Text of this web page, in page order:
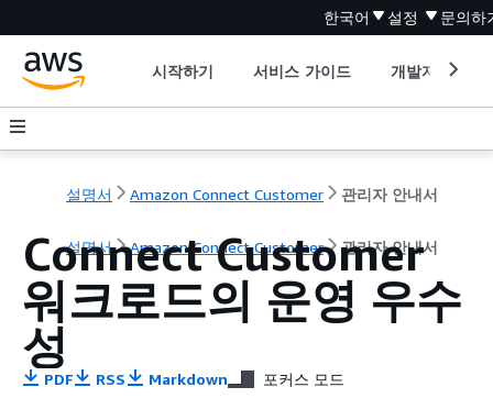
한국어 설정 문의하
시작하기 서비스 가이드 개발자 도구
설명서 Amazon Connect Customer 관리자 안내서
설명서 Amazon Connect Customer 관리자 안내서
Connect Customer
워크로드의 운영 우수
성
PDF RSS Markdown 포커스 모드